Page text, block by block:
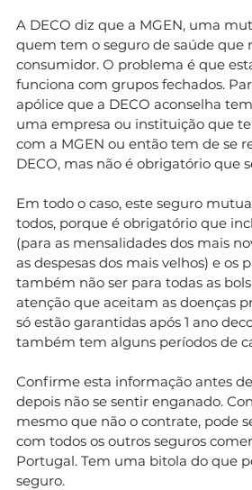
A DECO diz que a MGEN, uma
quem tem o seguro de saúde que
consumidor. O problema é que
funciona com grupos fechados.
apólice que a DECO aconselha
uma empresa ou instituição que
com a MGEN ou então tem de se
DECO, mas não é obrigatório que
Em todo o caso, este seguro
todos, porque é obrigatório que
(para as mensalidades dos mais
as despesas dos mais velhos) e os
também não ser para todas as
atenção que aceitam as doenças
só estão garantidas após 1 ano
também tem alguns períodos de
Confirme esta informação antes
depois não se sentir enganado.
mesmo que não o contrate, pode
com todos os outros seguros
Portugal. Tem uma bitola do que
seguro.